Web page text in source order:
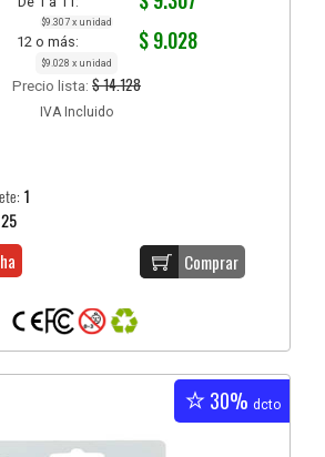
$9.307 x unidad
12 o más: $ 9.028
$9.028 x unidad
Precio lista: $ 14.128
IVA Incluido
1
25
Comprar
30% dcto